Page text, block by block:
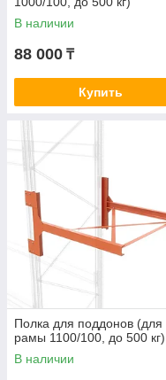
В наличии
88 000 ₸
Купить
Полка для поддонов (для
рамы 1100/100, до 500 кг)
В наличии